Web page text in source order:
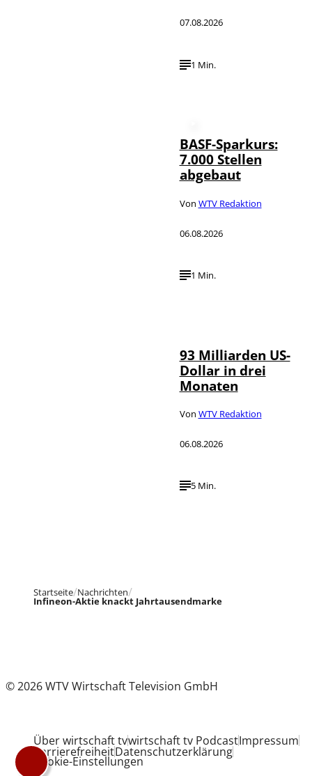
07.08.2026
1 Min.
BASF-Sparkurs:
7.000 Stellen
abgebaut
Von WTV Redaktion
06.08.2026
1 Min.
93 Milliarden US-
Dollar in drei
Monaten
Von WTV Redaktion
06.08.2026
5 Min.
Startseite Nachrichten
Infineon-Aktie knackt Jahrtausendmarke
© 2026 WTV Wirtschaft Television GmbH
Über wirtschaft tvwirtschaft tv PodcastImpressum
BarrierefreiheitDatenschutzerklärung
Cookie-Einstellungen